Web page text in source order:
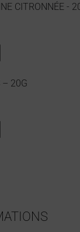
CITRONNÉE -
– 20G